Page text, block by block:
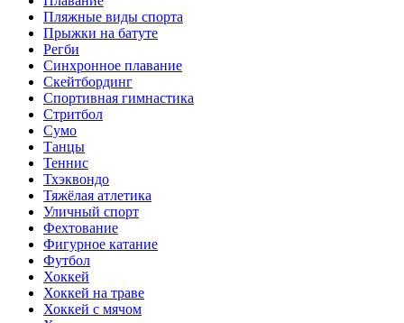
Пляжные виды спорта
Прыжки на батуте
Регби
Синхронное плавание
Скейтбординг
Спортивная гимнастика
Стритбол
Сумо
Танцы
Теннис
Тхэквондо
Тяжёлая атлетика
Уличный спорт
Фехтование
Фигурное катание
Футбол
Хоккей
Хоккей на траве
Хоккей с мячом